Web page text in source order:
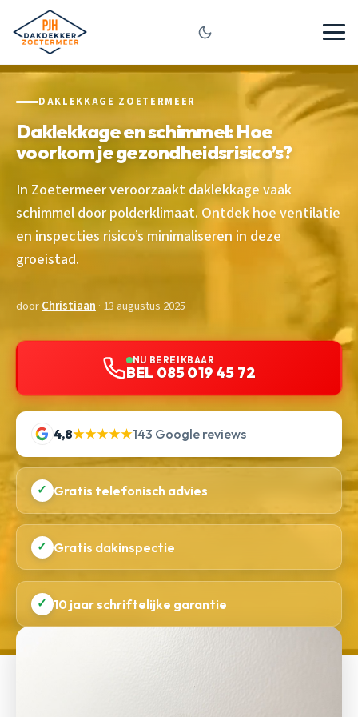
DAKLEKKAGE ZOETERMEER
Daklekkage en schimmel: Hoe
voorkom je gezondheidsrisico’s?
In Zoetermeer veroorzaakt daklekkage vaak
schimmel door polderklimaat. Ontdek hoe ventilatie
en inspecties risico’s minimaliseren in deze
groeistad.
doorChristiaan · 13 augustus 2025
NU BEREIKBAAR
BEL 085 019 45 72
4,8★★★★★143 Google reviews
✓ Gratis telefonisch advies
✓ Gratis dakinspectie
✓ 10 jaar schriftelijke garantie